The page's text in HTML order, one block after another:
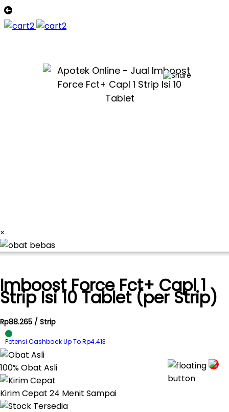
×
Imboost Force Fct+ Capl 1
Strip Isi 10 Tablet (per Strip)
Rp88.265 / Strip
Potensi Cashback Up To Rp4.413
100% Obat Asli
Kirim Cepat 24 Menit Sampai